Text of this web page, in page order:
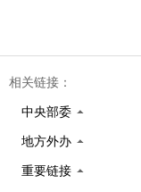
相关链接：
中央部委
地方外办
重要链接